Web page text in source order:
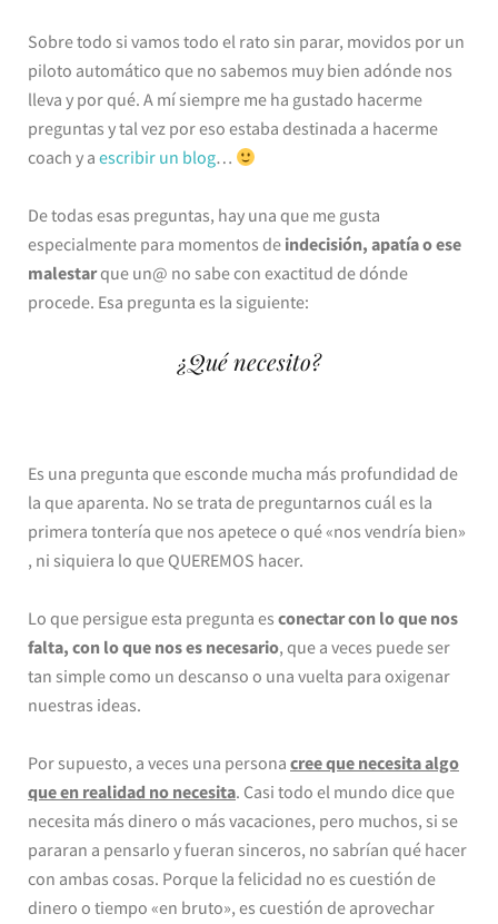
Sobre todo si vamos todo el rato sin parar, movidos por un
piloto automático que no sabemos muy bien adónde nos
lleva y por qué. A mí siempre me ha gustado hacerme
preguntas y tal vez por eso estaba destinada a hacerme
coach y a escribir un blog…
De todas esas preguntas, hay una que me gusta
especialmente para momentos de indecisión, apatía o ese
malestarque un@ no sabe con exactitud de dónde
procede. Esa pregunta es la siguiente:
¿Qué necesito?
Es una pregunta que esconde mucha más profundidad de
la que aparenta. No se trata de preguntarnos cuál es la
primera tontería que nos apetece o qué «nos vendría bien»
, ni siquiera lo que QUEREMOS hacer.
Lo que persigue esta pregunta es conectar con lo que nos
falta, con lo que nos es necesario, que a veces puede ser
tan simple como un descanso o una vuelta para oxigenar
nuestras ideas.
Por supuesto, a veces una persona cree que necesita algo
que en realidad no necesita. Casi todo el mundo dice que
necesita más dinero o más vacaciones, pero muchos, si se
pararan a pensarlo y fueran sinceros, no sabrían qué hacer
con ambas cosas. Porque la felicidad no es cuestión de
dinero o tiempo «en bruto», es cuestión de aprovechar